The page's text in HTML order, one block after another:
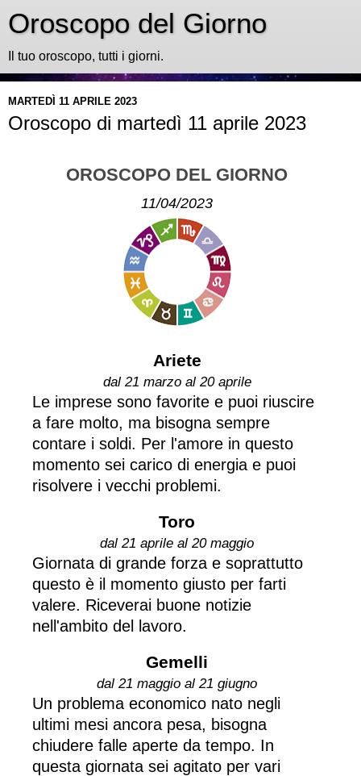
Oroscopo del Giorno
Il tuo oroscopo, tutti i giorni.
MARTEDÌ 11 APRILE 2023
Oroscopo di martedì 11 aprile 2023
OROSCOPO DEL GIORNO
11/04/2023
Ariete
dal 21 marzo al 20 aprile
Le imprese sono favorite e puoi riuscire
a fare molto, ma bisogna sempre
contare i soldi. Per l'amore in questo
momento sei carico di energia e puoi
risolvere i vecchi problemi.
Toro
dal 21 aprile al 20 maggio
Giornata di grande forza e soprattutto
questo è il momento giusto per farti
valere. Riceverai buone notizie
nell'ambito del lavoro.
Gemelli
dal 21 maggio al 21 giugno
Un problema economico nato negli
ultimi mesi ancora pesa, bisogna
chiudere falle aperte da tempo. In
questa giornata sei agitato per vari